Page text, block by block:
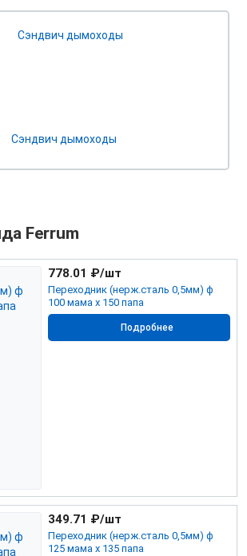
Cэндвич дымоходы
Ferrum
Переходник (нерж.сталь 0,5мм) ф
100 мама х 150 папа
778.01 ₽/шт
Подробнее
Переходник (нерж.сталь 0,5мм) ф
125 мама х 135 папа
349.71 ₽/шт